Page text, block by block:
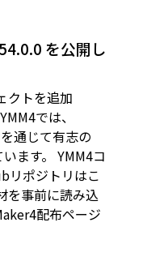
を公開し
クトを追加
では、
通じて有志の
ます。 YMM4コ
リポジトリはこ
を事前に読み込
配布ページ